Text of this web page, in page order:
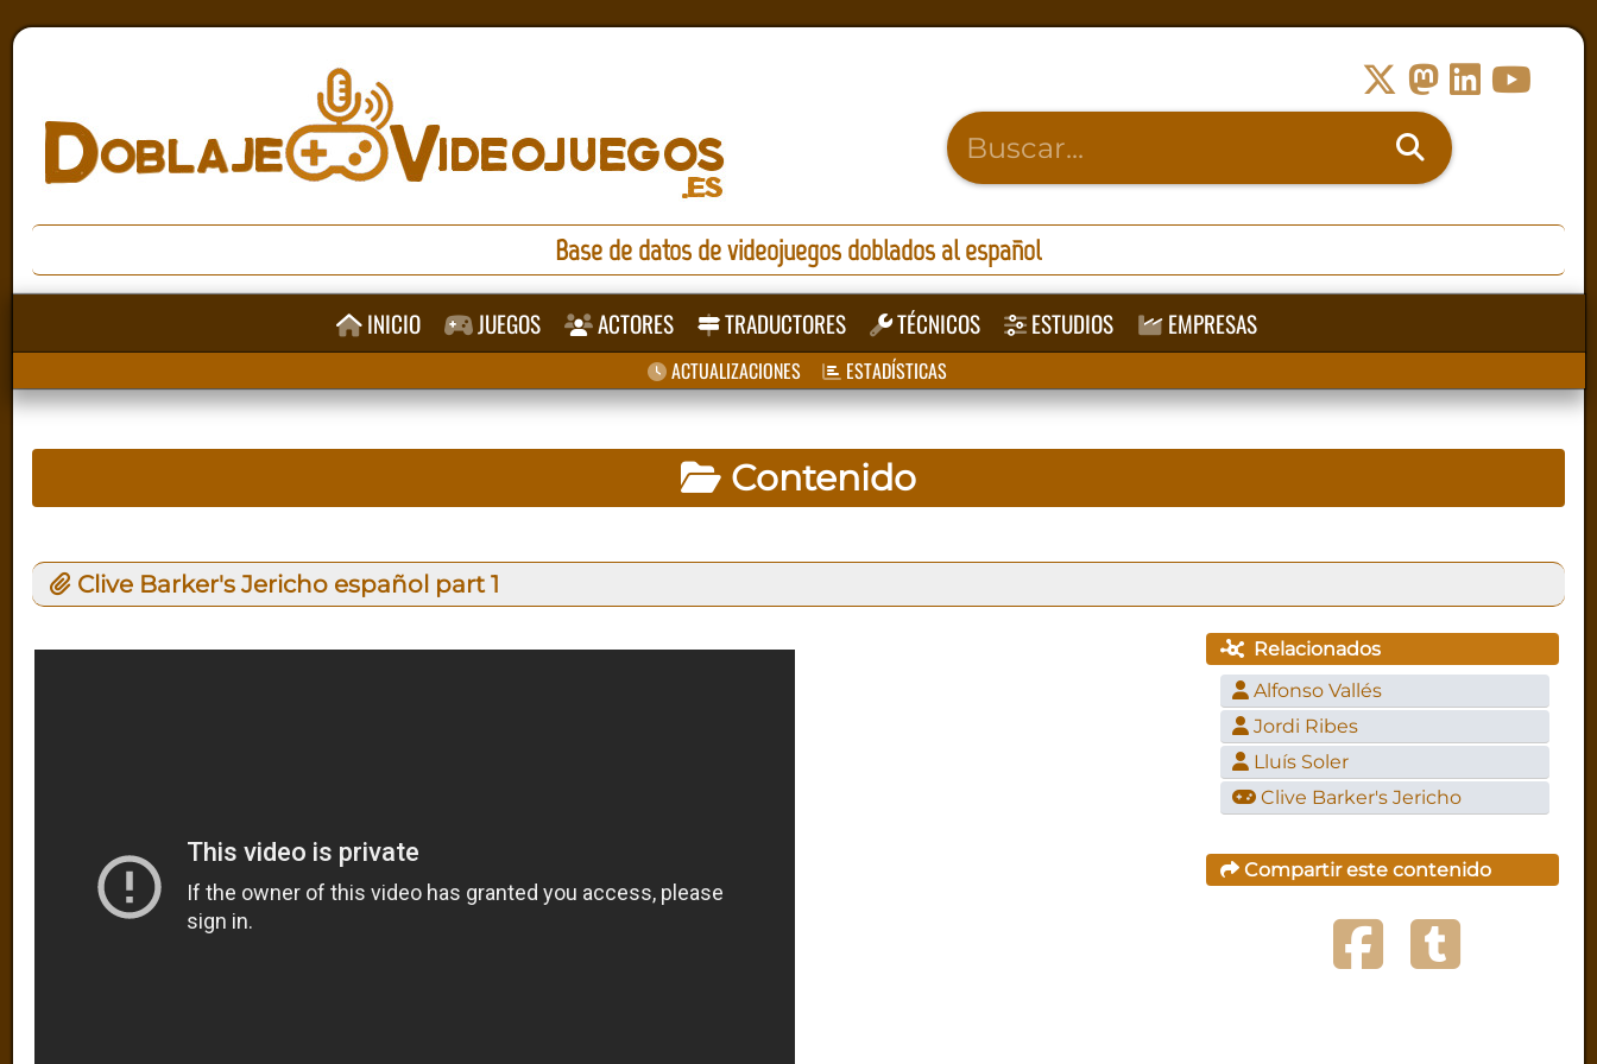
Base de datos de videojuegos doblados al español
INICIO JUEGOS ACTORES TRADUCTORES TÉCNICOS ESTUDIOS EMPRESAS
ACTUALIZACIONES ESTADÍSTICAS
Contenido
Clive Barker's Jericho español part 1
Relacionados
Alfonso Vallés
Jordi Ribes
Lluís Soler
Clive Barker's Jericho
Compartir este contenido